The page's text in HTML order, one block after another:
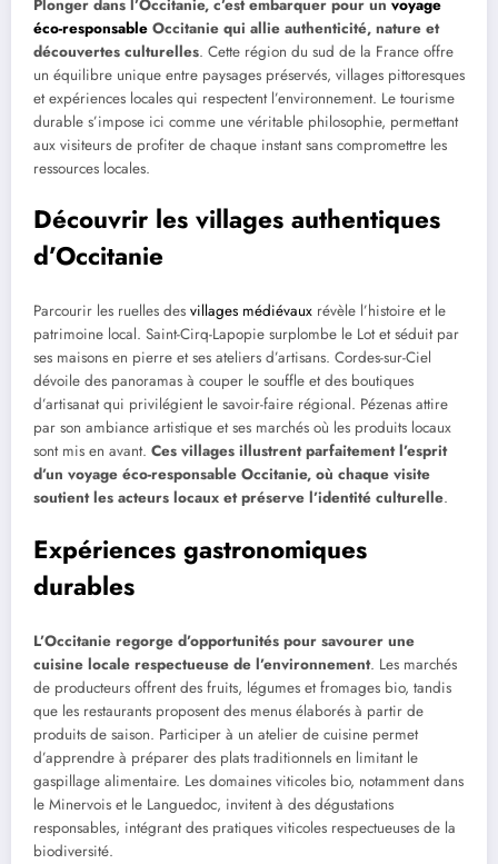
Plonger dans l’Occitanie, c’est embarquer pour un voyage
éco-responsable Occitanie qui allie authenticité, nature et
découvertes culturelles. Cette région du sud de la France offre
un équilibre unique entre paysages préservés, villages pittoresques
et expériences locales qui respectent l’environnement. Le tourisme
durable s’impose ici comme une véritable philosophie, permettant
aux visiteurs de profiter de chaque instant sans compromettre les
ressources locales.
Découvrir les villages authentiques
d’Occitanie
Parcourir les ruelles des villages médiévaux révèle l’histoire et le
patrimoine local. Saint-Cirq-Lapopie surplombe le Lot et séduit par
ses maisons en pierre et ses ateliers d’artisans. Cordes-sur-Ciel
dévoile des panoramas à couper le souffle et des boutiques
d’artisanat qui privilégient le savoir-faire régional. Pézenas attire
par son ambiance artistique et ses marchés où les produits locaux
sont mis en avant. Ces villages illustrent parfaitement l’esprit
d’un voyage éco-responsable Occitanie, où chaque visite
soutient les acteurs locaux et préserve l’identité culturelle.
Expériences gastronomiques
durables
L’Occitanie regorge d’opportunités pour savourer une
cuisine locale respectueuse de l’environnement. Les marchés
de producteurs offrent des fruits, légumes et fromages bio, tandis
que les restaurants proposent des menus élaborés à partir de
produits de saison. Participer à un atelier de cuisine permet
d’apprendre à préparer des plats traditionnels en limitant le
gaspillage alimentaire. Les domaines viticoles bio, notamment dans
le Minervois et le Languedoc, invitent à des dégustations
responsables, intégrant des pratiques viticoles respectueuses de la
biodiversité.